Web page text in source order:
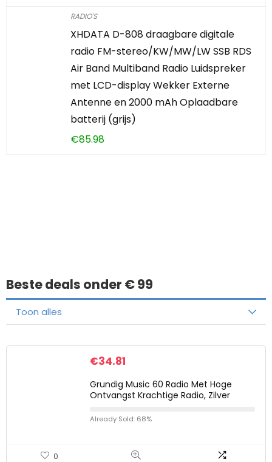
RADIO'S
XHDATA D-808 draagbare digitale
radio FM-stereo/KW/MW/LW SSB RDS
Air Band Multiband Radio Luidspreker
met LCD-display Wekker Externe
Antenne en 2000 mAh Oplaadbare
batterij (grijs)
€85.98
Beste deals onder € 99
Toon alles
€34.81
Grundig Music 60 Radio Met Hoge
Ontvangst Krachtige Radio, Zilver
Already Sold: 68%
0